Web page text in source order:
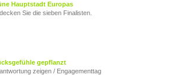
Hauptstadt Europas
Sie die sieben Finalisten.
gepflanzt
zeigen / Engagementtag